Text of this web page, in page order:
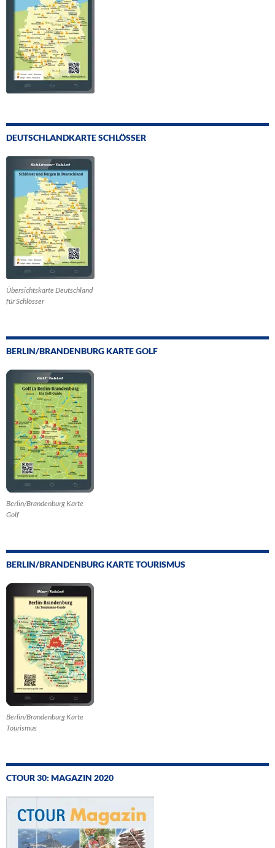
DEUTSCHLANDKARTE SCHLÖSSER
Übersichtskarte Deutschland
für Schlösser
BERLIN/BRANDENBURG KARTE GOLF
Berlin/Brandenburg Karte
Golf
BERLIN/BRANDENBURG KARTE TOURISMUS
Berlin/Brandenburg Karte
Tourismus
CTOUR 30: MAGAZIN 2020